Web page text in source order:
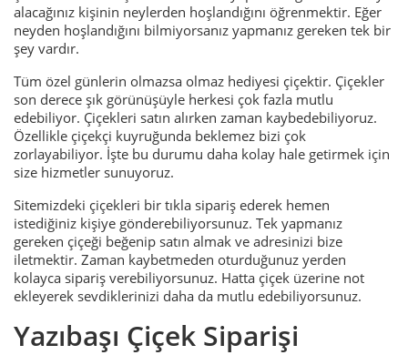
alacağınız kişinin neylerden hoşlandığını öğrenmektir. Eğer
neyden hoşlandığını bilmiyorsanız yapmanız gereken tek bir
şey vardır.
Tüm özel günlerin olmazsa olmaz hediyesi çiçektir. Çiçekler
son derece şık görünüşüyle herkesi çok fazla mutlu
edebiliyor. Çiçekleri satın alırken zaman kaybedebiliyoruz.
Özellikle çiçekçi kuyruğunda beklemez bizi çok
zorlayabiliyor. İşte bu durumu daha kolay hale getirmek için
size hizmetler sunuyoruz.
Sitemizdeki çiçekleri bir tıkla sipariş ederek hemen
istediğiniz kişiye gönderebiliyorsunuz. Tek yapmanız
gereken çiçeği beğenip satın almak ve adresinizi bize
iletmektir. Zaman kaybetmeden oturduğunuz yerden
kolayca sipariş verebiliyorsunuz. Hatta çiçek üzerine not
ekleyerek sevdiklerinizi daha da mutlu edebiliyorsunuz.
Yazıbaşı Çiçek Siparişi